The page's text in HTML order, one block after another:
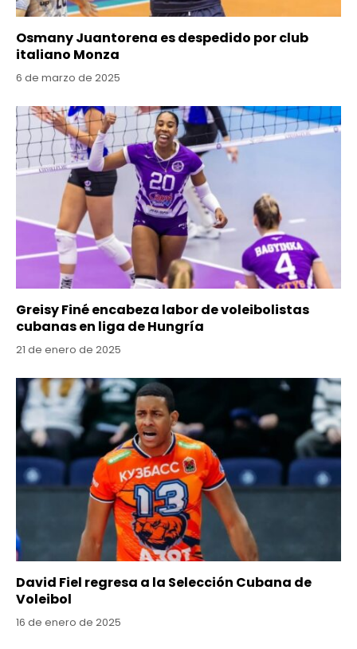
Osmany Juantorena es despedido por club
italiano Monza
6 de marzo de 2025
Greisy Finé encabeza labor de voleibolistas
cubanas en liga de Hungría
21 de enero de 2025
David Fiel regresa a la Selección Cubana de
Voleibol
16 de enero de 2025